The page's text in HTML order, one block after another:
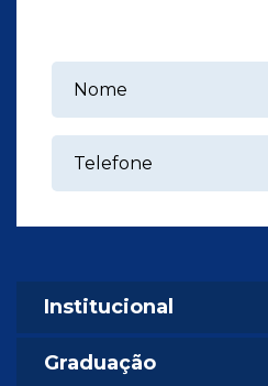
Institucional
Graduação